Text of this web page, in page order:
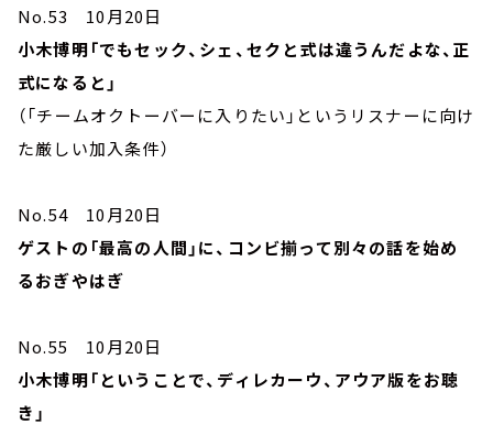
No.53 10月20日
小木博明「でもセック、シェ、セクと式は違うんだよな、正
式になると」
（「チームオクトーバーに入りたい」というリスナーに向け
た厳しい加入条件）
No.54 10月20日
ゲストの「最高の人間」に、コンビ揃って別々の話を始め
るおぎやはぎ
No.55 10月20日
小木博明「ということで、ディレカーウ、アウア版をお聴
き」